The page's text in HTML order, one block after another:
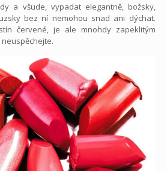
a všude, vypadat elegantně, božsky,
bez ní nemohou snad ani dýchat.
červené, je ale mnohdy zapeklitým